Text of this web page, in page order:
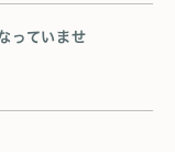
っていませ